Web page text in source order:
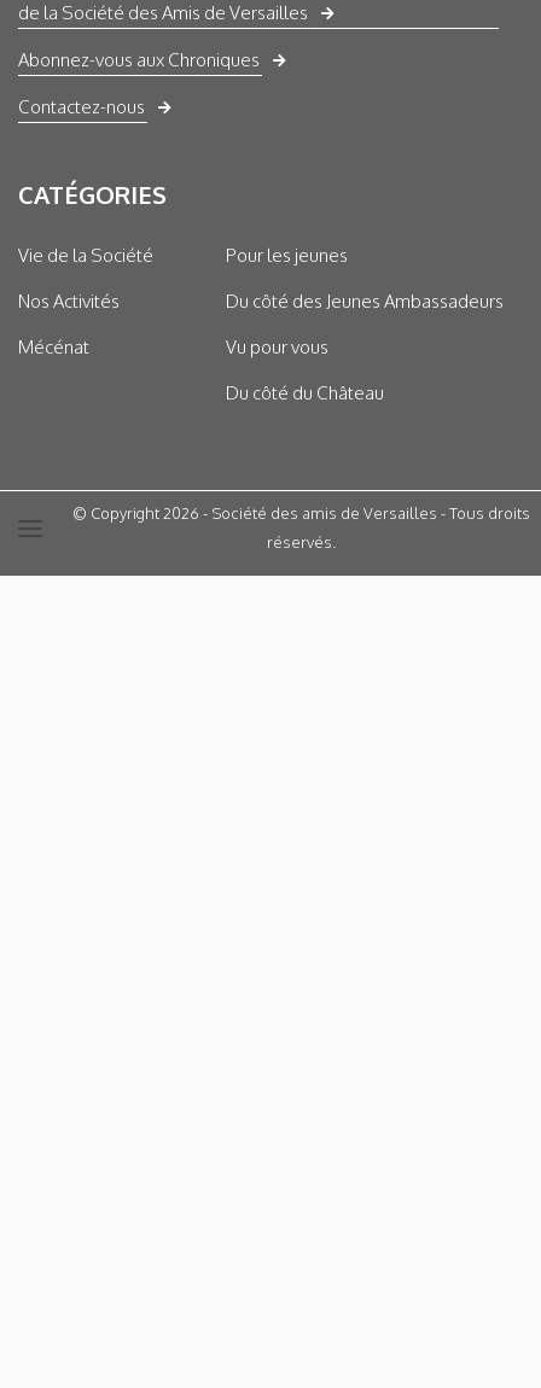
de la Société des Amis de Versailles
Abonnez-vous aux Chroniques
Contactez-nous
CATÉGORIES
Vie de la Société
Nos Activités
Mécénat
Pour les jeunes
Du côté des Jeunes Ambassadeurs
Vu pour vous
Du côté du Château
© Copyright 2026 - Société des amis de Versailles - Tous droits
réservés.